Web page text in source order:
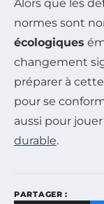
Alors que les
normes sont
écologiques
changement
préparer à
pour se
aussi pour
durable.
PARTAGER :